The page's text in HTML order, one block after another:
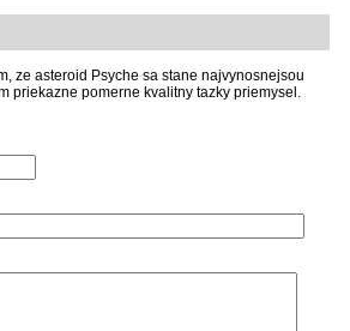
ze asteroid Psyche sa stane najvynosnejsou
priekazne pomerne kvalitny tazky priemysel.